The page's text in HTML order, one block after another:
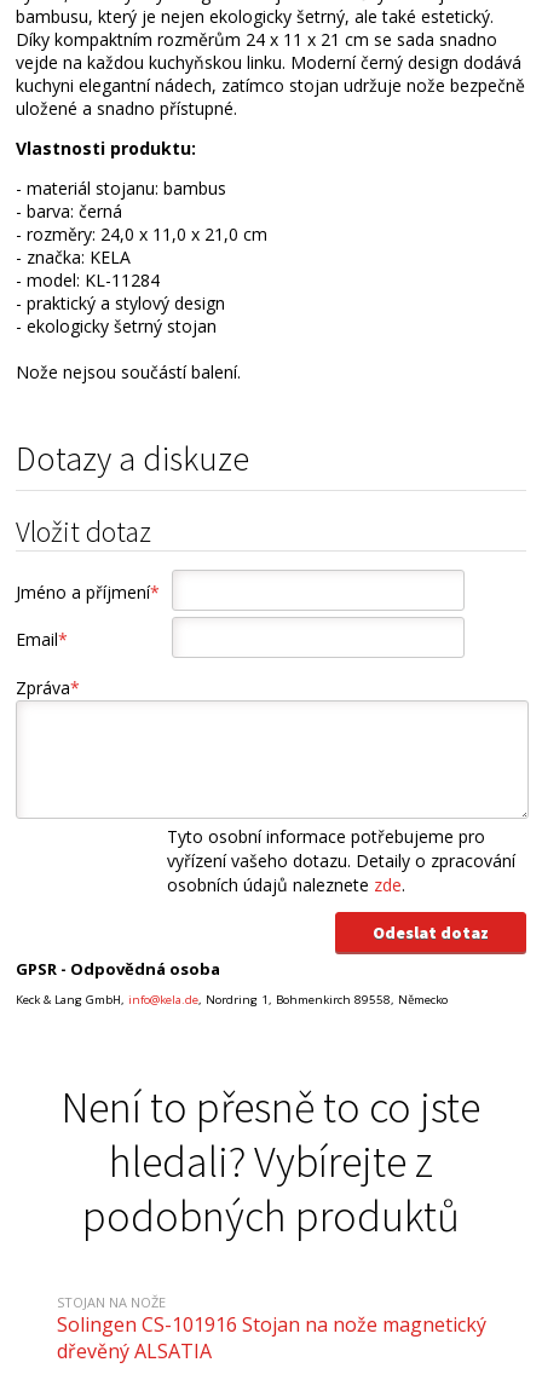
bambusu, který je nejen ekologicky šetrný, ale také estetický.
Díky kompaktním rozměrům 24 x 11 x 21 cm se sada snadno
vejde na každou kuchyňskou linku. Moderní černý design dodává
kuchyni elegantní nádech, zatímco stojan udržuje nože bezpečně
uložené a snadno přístupné.
Vlastnosti produktu:
- materiál stojanu: bambus
- barva: černá
- rozměry: 24,0 x 11,0 x 21,0 cm
- značka: KELA
- model: KL-11284
- praktický a stylový design
- ekologicky šetrný stojan
Nože nejsou součástí balení.
Dotazy a diskuze
Vložit dotaz
Jméno a příjmení*
Email*
Zpráva*
Tyto osobní informace potřebujeme pro
vyřízení vašeho dotazu. Detaily o zpracování
osobních údajů naleznete zde.
GPSR - Odpovědná osoba
Keck & Lang GmbH, info@kela.de, Nordring 1, Bohmenkirch 89558, Německo
Není to přesně to co jste
hledali? Vybírejte z
podobných produktů
STOJAN NA NOŽE
Solingen CS-101916 Stojan na nože magnetický
dřevěný ALSATIA